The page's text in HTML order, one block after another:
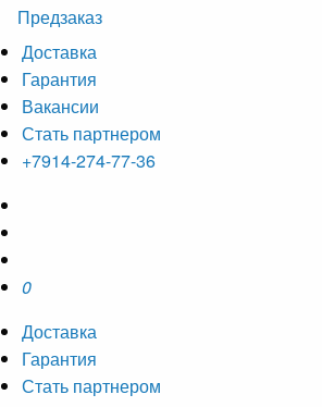
Предзаказ
Доставка
Гарантия
Вакансии
Стать партнером
+7914-274-77-36
0
Доставка
Гарантия
Стать партнером